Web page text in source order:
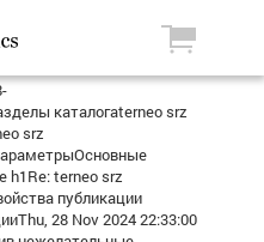
каталогаterneo srz
srz
h1Re: terneo srz
публикации
28 Nov 2024 22:33:00